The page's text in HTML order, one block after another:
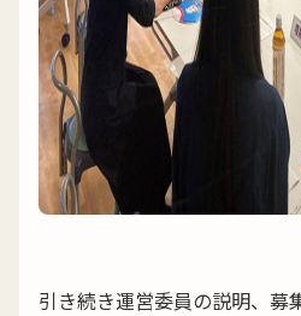
引き続き運営委員の説明、募